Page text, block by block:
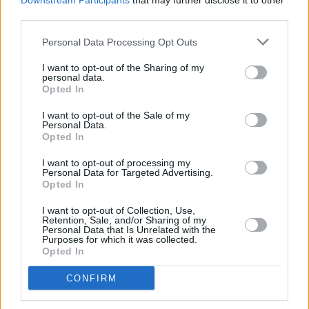
Personal Data Processing Opt Outs
I want to opt-out of the Sharing of my
personal data.
Opted In
I want to opt-out of the Sale of my
Personal Data.
Opted In
I want to opt-out of processing my
Personal Data for Targeted Advertising.
Opted In
I want to opt-out of Collection, Use,
Retention, Sale, and/or Sharing of my
Personal Data that Is Unrelated with the
Purposes for which it was collected.
Opted In
CONFIRM
19:25
Auf eigene Faust(Out of Office)
Brandon. Mickey muss von den Ermittlungen
jedoch fest an die Unschuld ihrer...
Sheriff Country
Sheriff Country
Mit dem Schlimmsten rechnen(Expecting Trouble)
hochschwangere Zeugin zu einem Gerichtsprozess. Doch
Auftragskiller ist ihnen auf den...
Sheriff Country
Serie/ Krimiserie
Mi 2.9.
Sheriff Country
Abschlussgespräch(Exit Interview)
Am Eel River wird der beliebte Rancher Bill Wambach tot
aufgefunden. Bei ihren Ermittlungen stößt Mickey auf
Serie/ Krimiserie